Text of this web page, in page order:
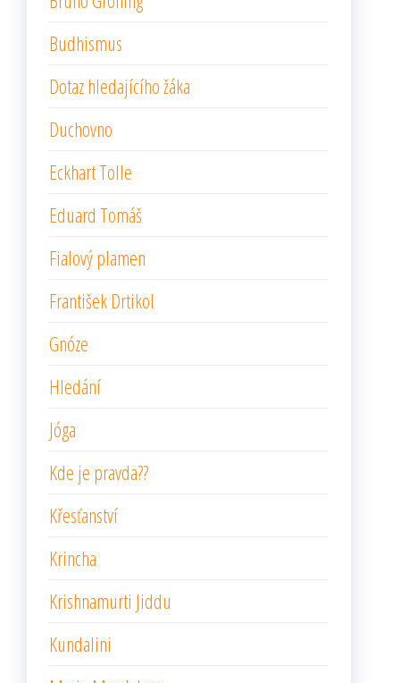
Budhismus
Dotaz hledajícího žáka
Duchovno
Eckhart Tolle
Eduard Tomáš
Fialový plamen
František Drtikol
Gnóze
Hledání
Jóga
Kde je pravda??
Křesťanství
Krincha
Krishnamurti Jiddu
Kundalini